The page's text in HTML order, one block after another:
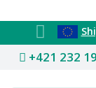
+421 232